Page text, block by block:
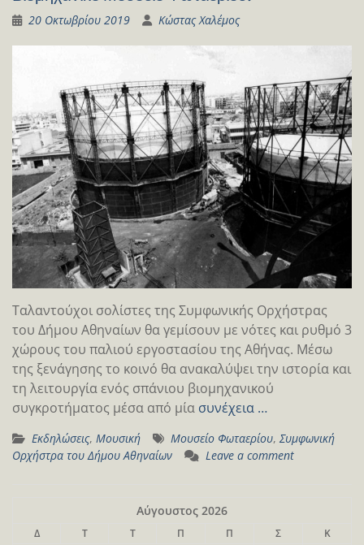
20 Οκτωβρίου 2019 Κώστας Χαλέμος
Ταλαντούχοι σολίστες της Συμφωνικής Ορχήστρας
του Δήμου Αθηναίων θα γεμίσουν με νότες και ρυθμό 3
χώρους του παλιού εργοστασίου της Αθήνας. Μέσω
της ξενάγησης το κοινό θα ανακαλύψει την ιστορία και
τη λειτουργία ενός σπάνιου βιομηχανικού
συγκροτήματος μέσα από μία συνέχεια …
Εκδηλώσεις, Μουσική Μουσείο Φωταερίου, Συμφωνική
Ορχήστρα του Δήμου Αθηναίων
Leave a comment
Αύγουστος 2026
Δ Τ Τ Π Π Σ
Κ